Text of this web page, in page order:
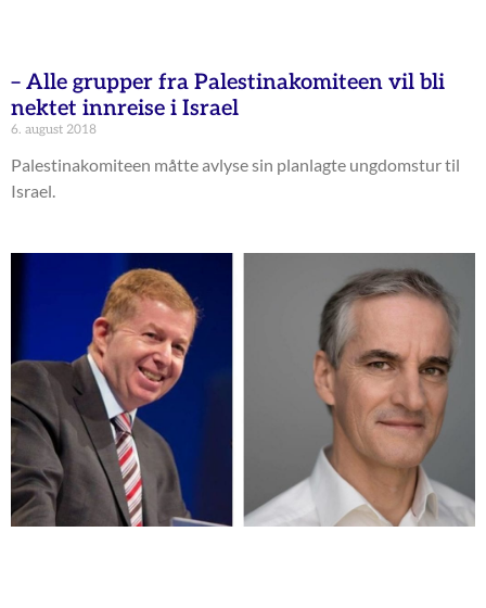
– Alle grupper fra Palestinakomiteen vil bli
nektet innreise i Israel
6. august 2018
Palestinakomiteen måtte avlyse sin planlagte ungdomstur til
Israel.